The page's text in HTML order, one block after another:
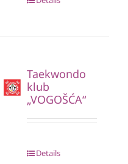
Taekwondo
klub
„VOGOŠĆA“
Details